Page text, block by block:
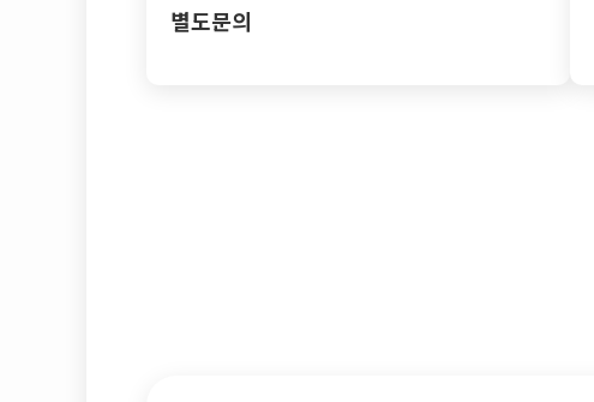
별도문의